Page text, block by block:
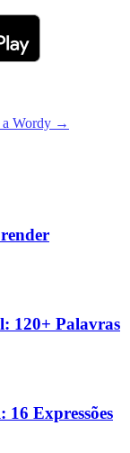
a Wordy →
120+ Palavras
16 Expressões